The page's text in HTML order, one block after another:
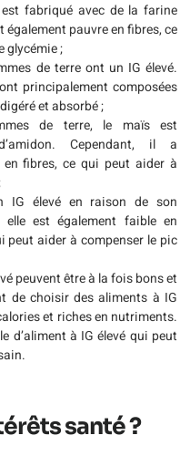
fabriqué avec de la farine
également pauvre en fibres, ce
glycémie ;
de terre ont un IG élevé.
principalement composées
et absorbé ;
de terre, le maïs est
Cependant, il a
en fibres, ce qui peut aider à
IG élevé en raison de son
elle est également faible en
peut aider à compenser le pic
peuvent être à la fois bons et
de choisir des aliments à IG
et riches en nutriments.
d’aliment à IG élevé qui peut
santé ?